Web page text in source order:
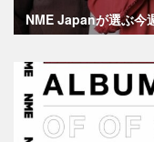
NME Japanが選ぶ今